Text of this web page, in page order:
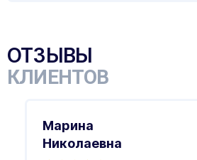
ОТЗЫВЫ
КЛИЕНТОВ
Марина
Николаевна